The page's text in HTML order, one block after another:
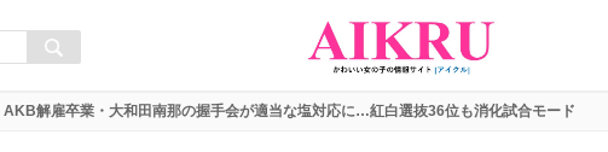
AKB解雇卒業・大和田南那の握手会が適当な塩対応に…紅白選抜36位も消化試合モード